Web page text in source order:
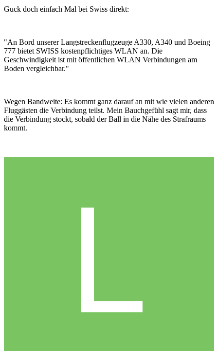
Guck doch einfach Mal bei Swiss direkt:
"An Bord unserer Langstreckenflugzeuge A330, A340 und Boeing
777 bietet SWISS kostenpflichtiges WLAN an. Die
Geschwindigkeit ist mit öffentlichen WLAN Verbindungen am
Boden vergleichbar."
Wegen Bandweite: Es kommt ganz darauf an mit wie vielen anderen
Fluggästen die Verbindung teilst. Mein Bauchgefühl sagt mir, dass
die Verbindung stockt, sobald der Ball in die Nähe des Strafraums
kommt.